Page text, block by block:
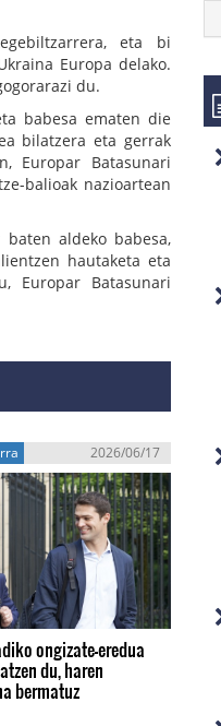
eta bi
Europa delako.
du.
babesa ematen die
bilatzera eta gerrak
Europar Batasunari
balioak nazioartean
aldeko babesa,
hautaketa eta
Europar Batasunari
2026/06/17
ongizate-eredua
du, haren
bermatuz